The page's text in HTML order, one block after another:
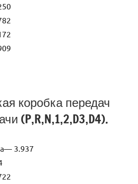
коробка передач
(P,R,N,1,2,D3,D4).
3.937